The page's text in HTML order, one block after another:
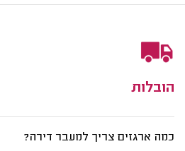
הובלות
כמה ארגזים צריך למעבר דירה?